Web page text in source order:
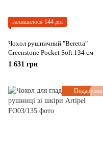
залишилося 144 дні
Чохол рушничний "Beretta"
Greenstone Pocket Soft 134 см
1 631 грн
Подарунок